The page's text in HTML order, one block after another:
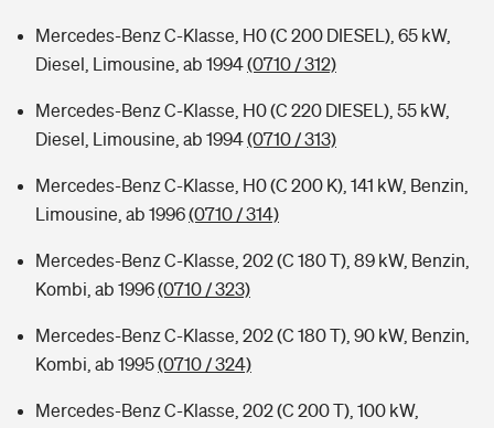
Mercedes-Benz C-Klasse, H0 (C 200 DIESEL), 65 kW,
Diesel, Limousine, ab 1994(0710 / 312)
Mercedes-Benz C-Klasse, H0 (C 220 DIESEL), 55 kW,
Diesel, Limousine, ab 1994(0710 / 313)
Mercedes-Benz C-Klasse, H0 (C 200 K), 141 kW, Benzin,
Limousine, ab 1996(0710 / 314)
Mercedes-Benz C-Klasse, 202 (C 180 T), 89 kW, Benzin,
Kombi, ab 1996(0710 / 323)
Mercedes-Benz C-Klasse, 202 (C 180 T), 90 kW, Benzin,
Kombi, ab 1995(0710 / 324)
Mercedes-Benz C-Klasse, 202 (C 200 T), 100 kW,